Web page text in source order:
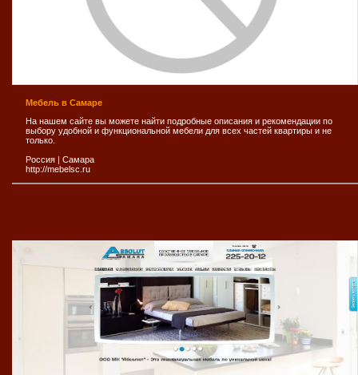
Мебель в Самаре
На нашем сайте вы можете найти подробные описания и рекомендации по
выбору удобной и функциональной мебели для всех частей квартиры и не
только.
Россия | Самара
http://mebelsc.ru